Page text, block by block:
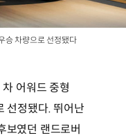
승 차량으로 선정됐다
어워드 중형
선정됐다. 뛰어난
보였던 랜드로버